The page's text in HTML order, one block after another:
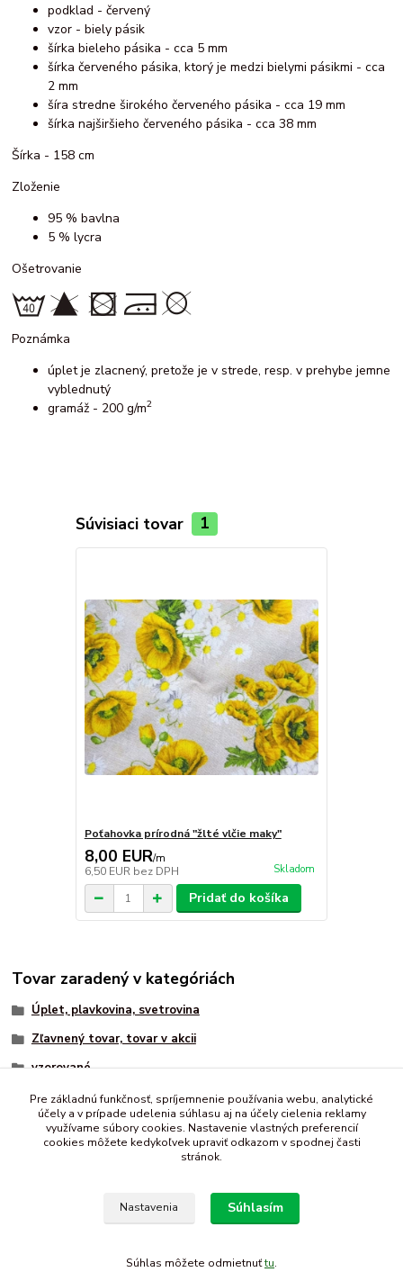
podklad - červený
vzor - biely pásik
šírka bieleho pásika - cca 5 mm
šírka červeného pásika, ktorý je medzi bielymi pásikmi - cca
2 mm
šíra stredne širokého červeného pásika - cca 19 mm
šírka najširšieho červeného pásika - cca 38 mm
Šírka - 158 cm
Zloženie
95 % bavlna
5 % lycra
Ošetrovanie
Poznámka
úplet je zlacnený, pretože je v strede, resp. v prehybe jemne
vyblednutý
gramáž - 200 g/m2
Súvisiaci tovar 1
Poťahovka prírodná "žlté vlčie maky"
8,00 EUR/m
6,50 EUR bez DPH Skladom
Pridať do košíka
Tovar zaradený v kategóriách
Úplet, plavkovina, svetrovina
Zľavnený tovar, tovar v akcii
vzorované
úplet
pásiky, cik - cak
Pre základnú funkčnosť, spríjemnenie používania webu, analytické
účely a v prípade udelenia súhlasu aj na účely cielenia reklamy
využívame súbory cookies. Nastavenie vlastných preferencií
cookies môžete kedykoľvek upraviť odkazom v spodnej časti
stránok.
Nastavenia Súhlasím
Súhlas môžete odmietnuťtu.